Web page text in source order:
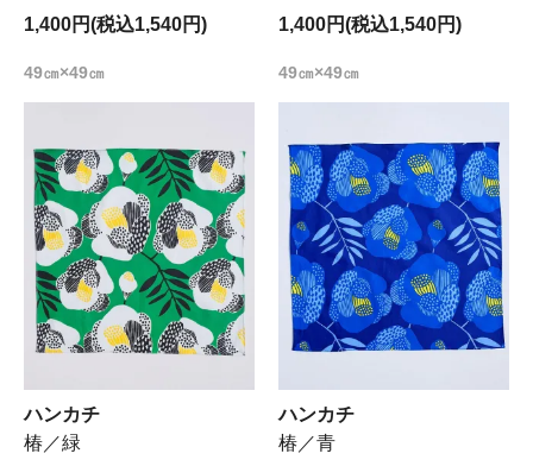
1,400円(税込1,540円)
49㎝×49㎝
1,400円(税込1,540円)
49㎝×49㎝
ハンカチ
椿／緑
ハンカチ
椿／青